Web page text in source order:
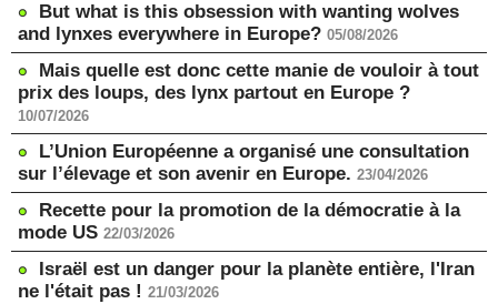
But what is this obsession with wanting wolves
and lynxes everywhere in Europe? 05/08/2026
Mais quelle est donc cette manie de vouloir à tout
prix des loups, des lynx partout en Europe ?
10/07/2026
L’Union Européenne a organisé une consultation
sur l’élevage et son avenir en Europe. 23/04/2026
Recette pour la promotion de la démocratie à la
mode US 22/03/2026
Israël est un danger pour la planète entière, l'Iran
ne l'était pas ! 21/03/2026